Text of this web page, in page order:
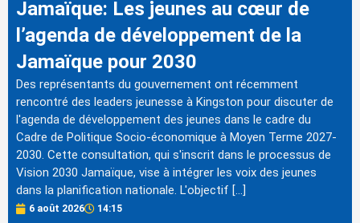
Jamaïque: Les jeunes au cœur de
l’agenda de développement de la
Jamaïque pour 2030
Des représentants du gouvernement ont récemment
rencontré des leaders jeunesse à Kingston pour discuter de
l'agenda de développement des jeunes dans le cadre du
Cadre de Politique Socio-économique à Moyen Terme 2027-
2030. Cette consultation, qui s'inscrit dans le processus de
Vision 2030 Jamaïque, vise à intégrer les voix des jeunes
dans la planification nationale. L'objectif […]
6 août 2026 14:15